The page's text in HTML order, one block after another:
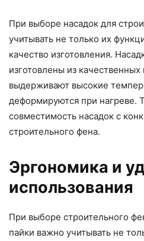
При выборе насадок для
учитывать не только их
качество изготовления.
изготовлены из
выдерживают высокие
деформируются при нагреве.
совместимость насадок с
строительного фена.
Эргономика и
использования
При выборе строительного
пайки важно учитывать не